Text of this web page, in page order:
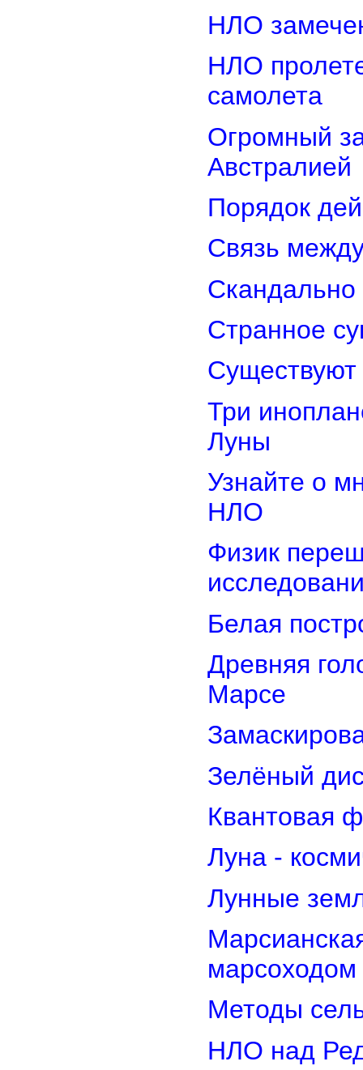
НЛО
НЛО
самолета
Огромный
Австралией
Порядок
Связь
Странное
Три
Луны
Узнайте о
НЛО
Физик
Белая
Древняя
Марсе
Зелёный
Квантовая
Луна -
Лунные
марсоходом
Методы
НЛО над